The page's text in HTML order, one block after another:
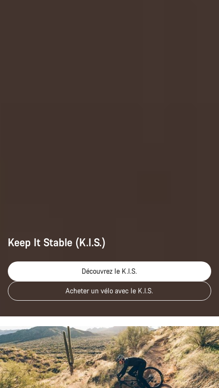
Keep It Stable (K.I.S.)
Découvrez le K.I.S.
Acheter un vélo avec le K.I.S.